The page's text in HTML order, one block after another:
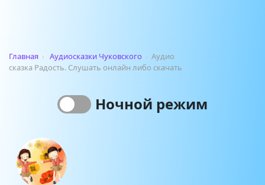
Главная › Аудиосказки Чуковского › Аудио
сказка Радость. Слушать онлайн либо скачать
Ночной режим